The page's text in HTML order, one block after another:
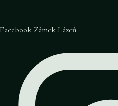
Facebook Zámek Lázeň